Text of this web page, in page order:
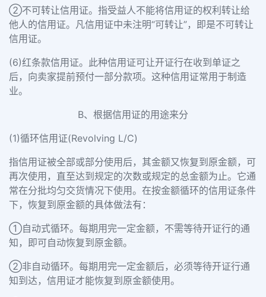
②不可转让信用证。指受益人不能将信用证的权利转让给
他人的信用证。凡信用证中未注明“可转让”，即是不可转让
信用证。
(6)红条款信用证。此种信用证可让开证行在收到单证之
后，向卖家提前预付一部分款项。这种信用证常用于制造
业。
B、根据信用证的用途来分
(1)循环信用证(Revolving L/C)
指信用证被全部或部分使用后，其金额又恢复到原金额，可
再次使用，直至达到规定的次数或规定的总金额为止。它通
常在分批均匀交货情况下使用。在按金额循环的信用证条件
下，恢复到原金额的具体做法有：
①自动式循环。每期用完一定金额，不需等待开证行的通
知，即可自动恢复到原金额。
②非自动循环。每期用完一定金额后，必须等待开证行通
知到达，信用证才能恢复到原金额使用。